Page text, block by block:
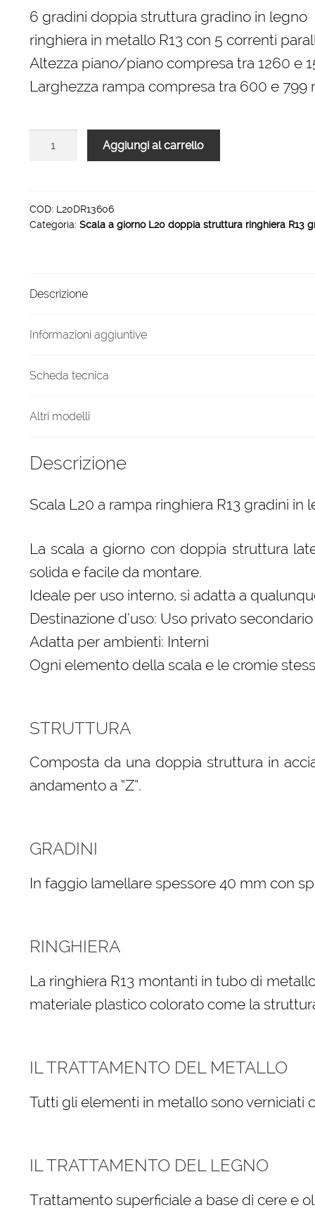
originale
era:
1.800,00 €.
attuale
è:
1.215,00 €.
6 gradini doppia struttura gradino in legno
ringhiera in metallo R13 con 5 correnti
Altezza piano/piano compresa tra 1260 e
Larghezza rampa compresa tra 600 e 799
ringhiera
R13
800
quantità
Aggiungi al carrello
COD: L20DR13606
Categoria: Scala a giorno L20 doppia struttura ringhiera R13
Descrizione
Informazioni aggiuntive
Scheda tecnica
Altri modelli
Descrizione
Scala L20 a rampa ringhiera R13 gradini in
La scala a giorno con doppia struttura
solida e facile da montare.
Ideale per uso interno, si adatta a
Destinazione d’uso: Uso privato secondario
Adatta per ambienti: Interni
Ogni elemento della scala e le cromie
STRUTTURA
Composta da una doppia struttura in
andamento a “Z”.
GRADINI
In faggio lamellare spessore 40 mm con
RINGHIERA
La ringhiera R13 montanti in tubo di
materiale plastico colorato come la
IL TRATTAMENTO DEL METALLO
Tutti gli elementi in metallo sono verniciati
IL TRATTAMENTO DEL LEGNO
Trattamento superficiale a base di cere e